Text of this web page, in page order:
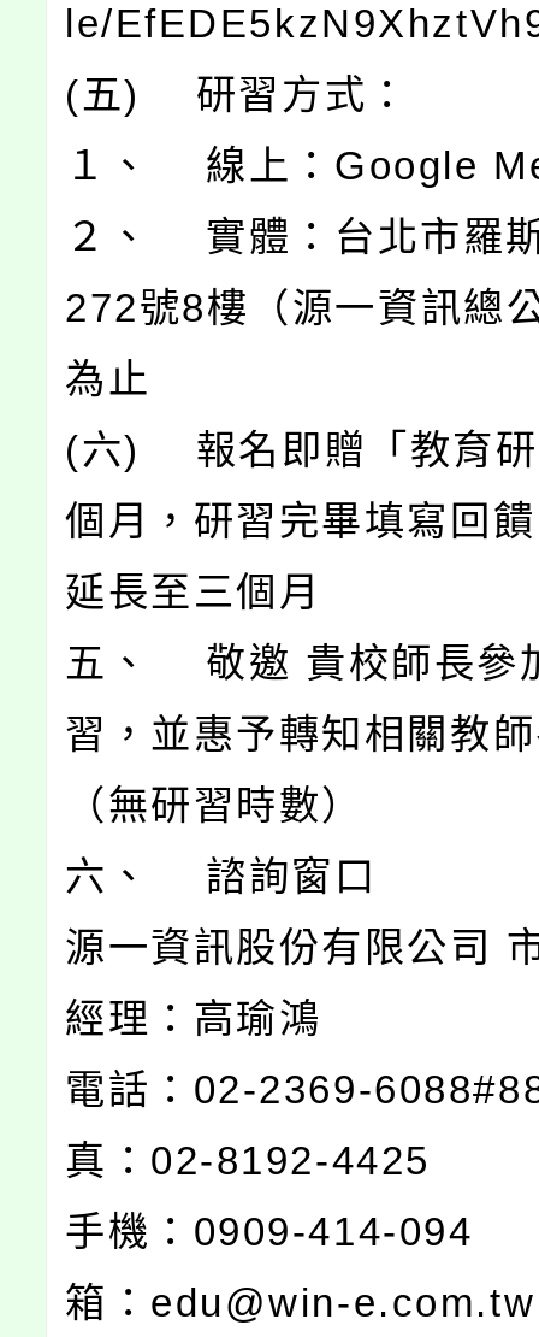
le/
(五) 研習方式：
１、 線上：Google
２、 實體：台北市羅
272號8樓（源一資訊總
為止
(六) 報名即贈「教育研
個月，研習完畢填寫回
延長至三個月
五、 敬邀 貴校師長參
習，並惠予轉知相關教
（無研習時數）
六、 諮詢窗口
源一資訊股份有限公司
經理：高瑜鴻
電話：02-2369-
真：02-8192-4425
手機：0909-414-
箱：edu@win-e.com.tw